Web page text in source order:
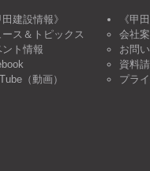
田建設情報》
ース＆トピックス
ント情報
（動画）
《甲
会社
お問
資料
プラ